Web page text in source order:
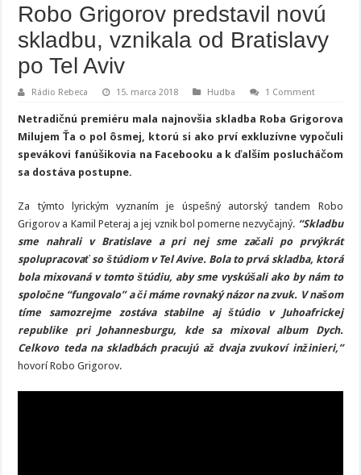
Robo Grigorov predstavil novú
skladbu, vznikala od Bratislavy
po Tel Aviv
Rádio Rebeca 15. marca 2018 Hudba 1 Comment
Netradičnú premiéru mala najnovšia skladba Roba Grigorova
Milujem Ťa o pol ôsmej, ktorú si ako prví exkluzívne vypočuli
spevákovi fanúšikovia na Facebooku a k ďalším poslucháčom
sa dostáva postupne.
Za týmto lyrickým vyznaním je úspešný autorský tandem Robo
Grigorov a Kamil Peteraj a jej vznik bol pomerne nezvyčajný. “Skladbu
sme nahrali v Bratislave a pri nej smezačali po prvýkrát
spolupracovať so štúdiom v Tel Avive. Bola to prvá skladba, ktorá
bola mixovaná v tomto štúdiu, aby sme vyskúšali ako by nám to
spoločne “fungovalo” a či máme rovnaký názor na zvuk. V našom
tíme samozrejme zostáva stabilne aj štúdio v Juhoafrickej
republike pri Johannesburgu, kde sa mixoval album Dych.
Celkovo teda na skladbách pracujú až dvaja zvukoví inžinieri,”
hovorí Robo Grigorov.